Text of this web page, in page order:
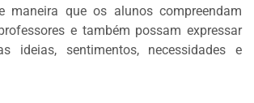
maneira que os alunos compreendam
e também possam expressar
ideias, sentimentos, necessidades e